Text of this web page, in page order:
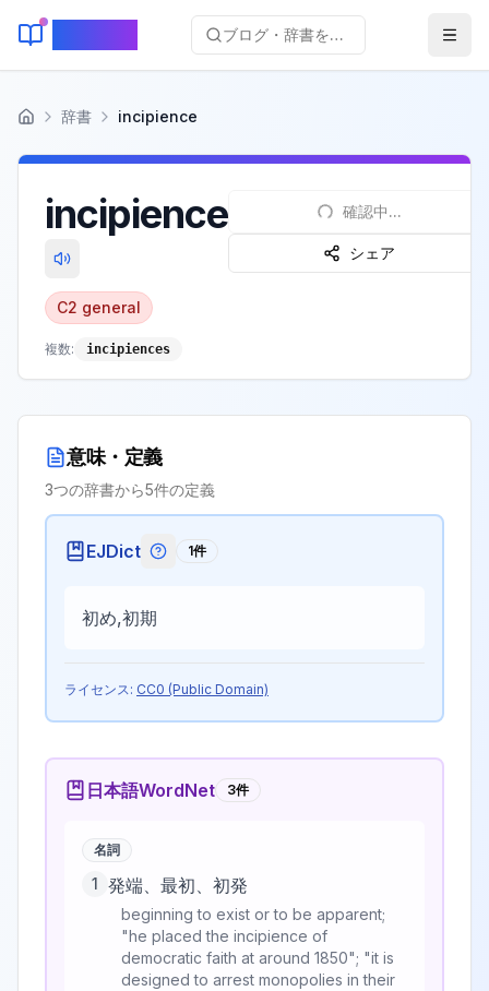
ブログ・辞書を検索...
ホーム 辞書 incipience
incipience
C2 general
複数: incipiences
確認中...
シェア
意味・定義
3つの辞書から5件の定義
EJDict EJDictの記号説明
1件
初め,初期
ライセンス: CC0 (Public Domain)
日本語WordNet 3件
名詞
1 発端、最初、初発
beginning to exist or to be apparent;
"he placed the incipience of
democratic faith at around 1850"; "it is
designed to arrest monopolies in their